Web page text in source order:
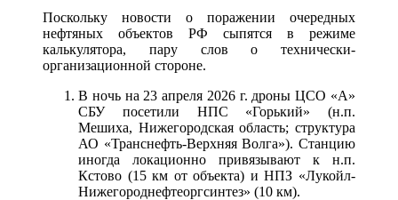
Поскольку новости о поражении очередных
нефтяных объектов РФ сыпятся в режиме
калькулятора, пару слов о технически-
организационной стороне.
В ночь на 23 апреля 2026 г. дроны ЦСО «А»
СБУ посетили НПС «Горький» (н.п.
Мешиха, Нижегородская область; структура
АО «Транснефть-Верхняя Волга»). Станцию
иногда локационно привязывают к н.п.
Кстово (15 км от объекта) и НПЗ «Лукойл-
Нижегороднефтеоргсинтез» (10 км).